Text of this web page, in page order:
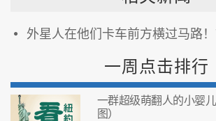
外星人在他们卡车前方横过马路
一周点击排行
一群超级萌翻人的小婴
图）